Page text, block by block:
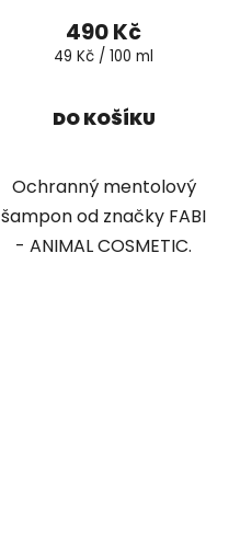
490 Kč
Měrná
49 Kč / 100 ml
DO KOŠÍKU
Ochranný mentolový
šampon od značky FABI
- ANIMAL COSMETIC.